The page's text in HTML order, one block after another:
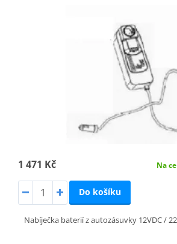
1 471 Kč Na
Do košíku
Nabíječka baterií z autozásuvky 12VDC /